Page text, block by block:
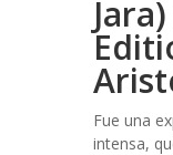
Fue una
intensa,